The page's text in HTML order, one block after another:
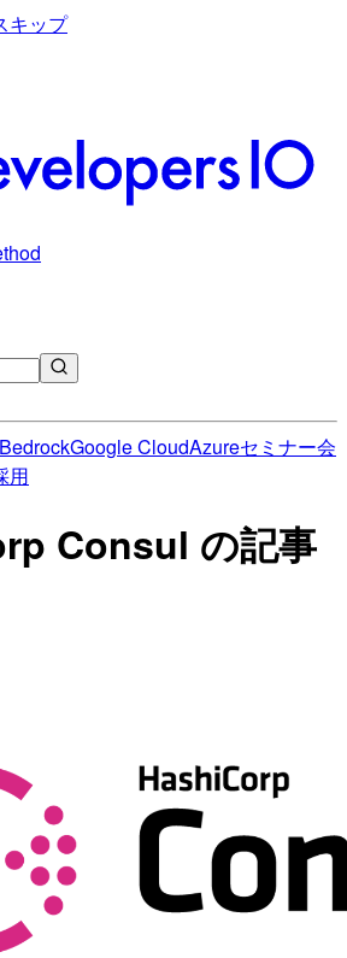
キップ
BedrockGoogle CloudAzureセミナー会
用
Consul の記事